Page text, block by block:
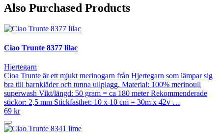
Also Purchased Products
Ciao Trunte 8377 lilac
Hjertegarn
Cioa Trunte är ett mjukt merinogarn från Hjertegarn som lämpar sig
bra till barnkläder och tunna ullplagg. Material: 100% merinoull
superwash Vikt/längd: 50 gram = ca 180 meter Rekommenderade
stickor: 2,5 mm Stickfasthet: 10 x 10 cm = 30m x 42v …
69 kr